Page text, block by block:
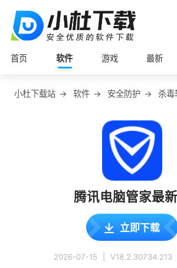
首页 软件 游戏 最新
小杜下载站 → 软件 → 安全防护 → 杀毒
腾讯电脑管家最
立即下载
2026-07-15 V18.2.30734.213